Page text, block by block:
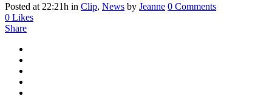
Posted at 22:21h in Clip, News by Jeanne 0 Comments
0 Likes
Share